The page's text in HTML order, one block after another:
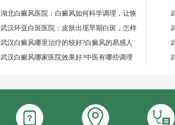
湖北白癜风医院：白癜风如何科学调理，让恢
武汉环亚白斑医院：皮肤出现早期白斑，怎样
武汉白癜风哪里治疗的较好?白癜风的易感人
武汉白癜风哪家医院效果好?中医有哪些调理